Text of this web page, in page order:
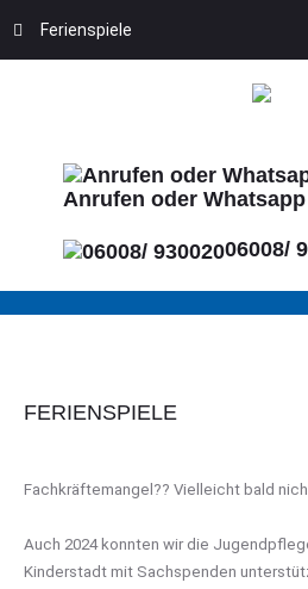
Anrufen oder
06008/
Ferienspiele
FERIENSPIELE
Fachkräftemangel?? Vielleicht bald
Auch 2024 konnten wir die
Kinderstadt mit Sachspenden